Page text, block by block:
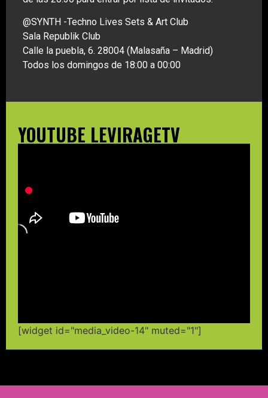
@SYNTH -Techno Lives Sets & Art Club
Sala Republik Club
Calle la puebla, 6. 28004 (Malasaña – Madrid)
Todos los domingos de 18:00 a 00:00
YOUTUBE LEVIRAGETV
[widget id="media_video-14" muted="1"]